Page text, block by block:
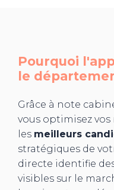
Pourquoi
le
Grâce à note
vous optimisez
les meilleurs
stratégiques de
directe identifie
visibles sur le